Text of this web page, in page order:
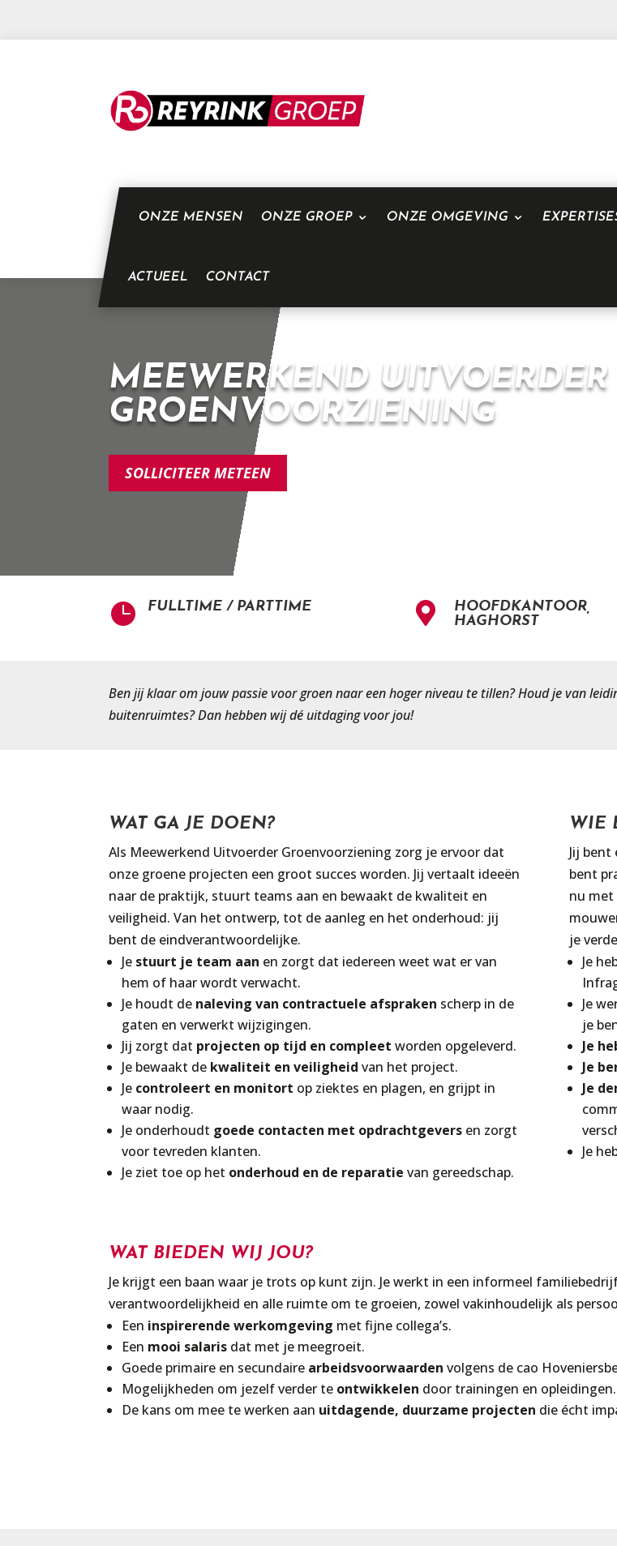
ONZE MENSEN ONZE GROEP ONZE OMGEVING
ACTUEEL CONTACT
MEEWERKEND UITVOERDER
GROENVOORZIENING
SOLLICITEER METEEN
 FULLTIME / PARTTIME 
HOOFDKANTOOR,
HAGHORST
Ben jij klaar om jouw passie voor groen naar een hoger niveau te tillen? Houd je van
buitenruimtes? Dan hebben wij dé uitdaging voor jou!
WAT GA JE DOEN?
Als Meewerkend Uitvoerder Groenvoorziening zorg je ervoor dat
onze groene projecten een groot succes worden. Jij vertaalt ideeën
naar de praktijk, stuurt teams aan en bewaakt de kwaliteit en
veiligheid. Van het ontwerp, tot de aanleg en het onderhoud: jij
bent de eindverantwoordelijke.
Je stuurt je team aan en zorgt dat iedereen weet wat er van
hem of haar wordt verwacht.
Je houdt de naleving van contractuele afspraken scherp in de
gaten en verwerkt wijzigingen.
Jij zorgt dat projecten op tijd en compleet worden opgeleverd.
Je bewaakt de kwaliteit en veiligheid van het project.
Je controleert en monitort op ziektes en plagen, en grijpt in
waar nodig.
Je onderhoudt goede contacten met opdrachtgevers en zorgt
voor tevreden klanten.
Je ziet toe op het onderhoud en de reparatie van gereedschap.
WIE
Jij
bent
nu met
je
Je
Je
je
Je
Je
Je
Je
WAT BIEDEN WIJ JOU?
Je krijgt een baan waar je trots op kunt zijn. Je werkt in een informeel
verantwoordelijkheid en alle ruimte om te groeien, zowel vakinhoudelijk als
Een inspirerende werkomgeving met fijne collega’s.
Een mooi salaris dat met je meegroeit.
Goede primaire en secundaire arbeidsvoorwaarden volgens de cao
Mogelijkheden om jezelf verder te ontwikkelen door trainingen en opleidingen.
De kans om mee te werken aan uitdagende, duurzame projecten die écht